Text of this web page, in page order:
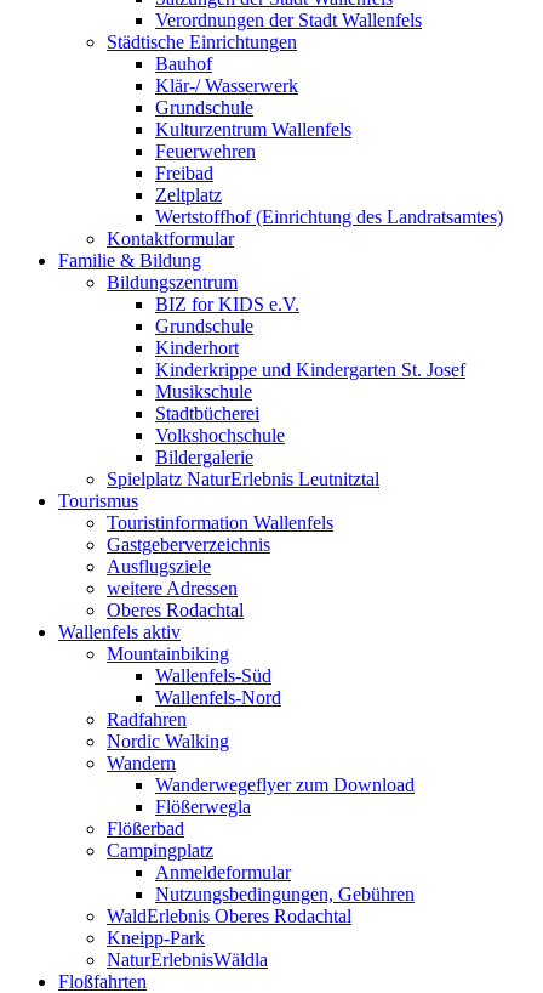
Verordnungen der Stadt Wallenfels
Städtische Einrichtungen
Bauhof
Klär-/ Wasserwerk
Grundschule
Kulturzentrum Wallenfels
Feuerwehren
Freibad
Zeltplatz
Wertstoffhof (Einrichtung des Landratsamtes)
Kontaktformular
Familie & Bildung
Bildungszentrum
BIZ for KIDS e.V.
Grundschule
Kinderhort
Kinderkrippe und Kindergarten St. Josef
Musikschule
Stadtbücherei
Volkshochschule
Bildergalerie
Spielplatz NaturErlebnis Leutnitztal
Tourismus
Touristinformation Wallenfels
Gastgeberverzeichnis
Ausflugsziele
weitere Adressen
Oberes Rodachtal
Wallenfels aktiv
Mountainbiking
Wallenfels-Süd
Wallenfels-Nord
Radfahren
Nordic Walking
Wandern
Wanderwegeflyer zum Download
Flößerwegla
Flößerbad
Campingplatz
Anmeldeformular
Nutzungsbedingungen, Gebühren
WaldErlebnis Oberes Rodachtal
Kneipp-Park
NaturErlebnisWäldla
Floßfahrten